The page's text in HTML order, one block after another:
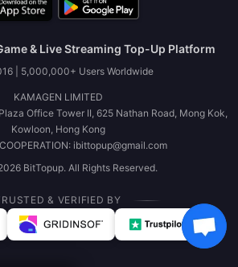
& Live Streaming Top-Up Platform
| 5,000,000+ Users Worldwide
KAMAGEN LIMITED
Office Tower II, 625 Nathan Road, Mong Kok,
Kowloon, Hong Kong
ibittopup@gmail.com
BitTopup. All Rights Reserved.
& VERIFIED BY